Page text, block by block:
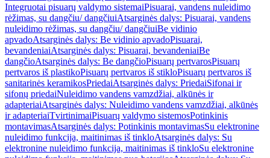
Integruotai pisuarų valdymo sistemaiPisuarai, vandens nuleidimo
rėžimas, su dangčiu/ dangčiuiAtsarginės dalys: Pisuarai, vandens
nuleidimo rėžimas, su dangčiu/ dangčiuiBe vidinio
apvadoAtsarginės dalys: Be vidinio apvadoPisuarai,
bevandeniaiAtsarginės dalys: Pisuarai, bevandeniaiBe
dangčioAtsarginės dalys: Be dangčioPisuarų pertvarosPisuarų
pertvaros iš plastikoPisuarų pertvaros iš stikloPisuarų pertvaros iš
sanitarinės keramikosPriedaiAtsarginės dalys: PriedaiSifonai ir
sifonų priedaiNuleidimo vandens vamzdžiai, alkūnės ir
adapteriaiAtsarginės dalys: Nuleidimo vandens vamzdžiai, alkūnės
ir adapteriaiTvirtinimaiPisuarų valdymo sistemosPotinkinis
montavimasAtsarginės dalys: Potinkinis montavimasSu elektronine
nuleidimo funkcija, maitinimas iš tinkloAtsarginės dalys: Su
elektronine nuleidimo funkcija, maitinimas iš tinkloSu elektronine